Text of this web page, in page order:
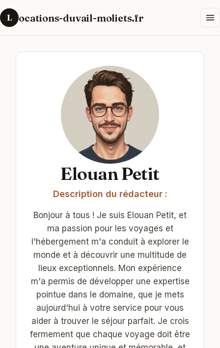
L ocations-duvail-moliets.fr
Elouan Petit
Description du rédacteur :
Bonjour à tous ! Je suis Elouan Petit, et
ma passion pour les voyages et
l'hébergement m'a conduit à explorer le
monde et à découvrir une multitude de
lieux exceptionnels. Mon expérience
m'a permis de développer une expertise
pointue dans le domaine, que je mets
aujourd'hui à votre service pour vous
aider à trouver le séjour parfait. Je crois
fermement que chaque voyage doit être